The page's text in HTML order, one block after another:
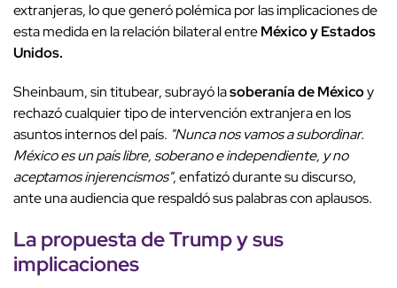
extranjeras, lo que generó polémica por las implicaciones de
esta medida en la relación bilateral entreMéxico y Estados
Unidos.
Sheinbaum, sin titubear, subrayó lasoberanía de Méxicoy
rechazó cualquier tipo de intervención extranjera en los
asuntos internos del país. "Nunca nos vamos a subordinar.
México es un país libre, soberano e independiente, y no
aceptamos injerencismos", enfatizó durante su discurso,
ante una audiencia que respaldó sus palabras con aplausos.
La propuesta de Trump y sus
implicaciones